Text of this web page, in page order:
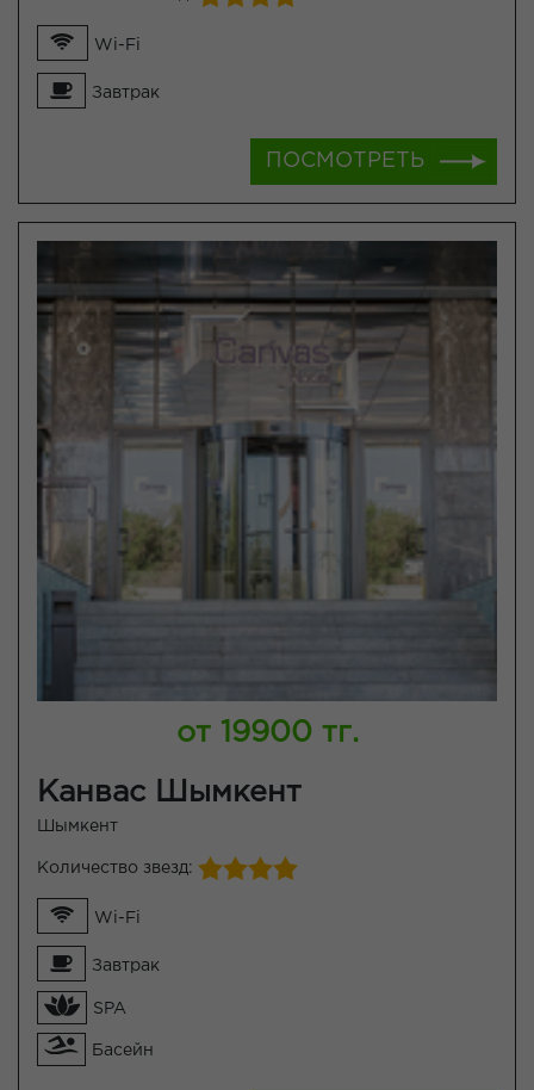
Wi-Fi
Завтрак
ПОСМОТРЕТЬ
от 19900 тг.
Канвас Шымкент
Шымкент
Количество звезд:
Wi-Fi
Завтрак
SPA
Басейн